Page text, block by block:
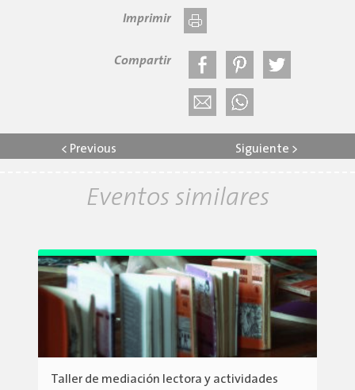
Imprimir
Compartir
< Previous Siguiente >
Eventos similares
Taller de mediación lectora y actividades